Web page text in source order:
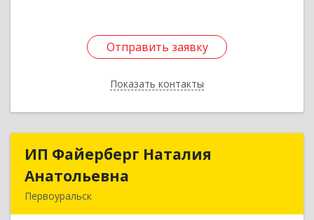
Отправить заявку
Показать контакты
Отправить заявку
Назад
ИП Файерберг Наталия
Анатольевна
Первоуральск
ИП Файерберг Наталия